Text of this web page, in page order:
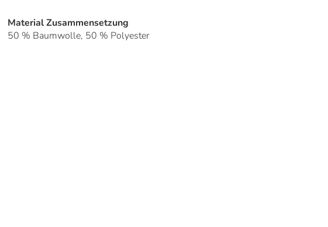
Material Zusammensetzung
50 % Baumwolle, 50 % Polyester